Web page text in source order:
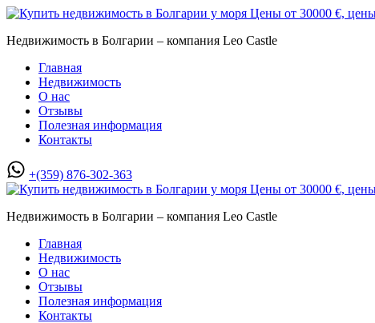
Недвижимость в Болгарии – компания Leo Castle
Главная
Недвижимость
О нас
Отзывы
Полезная информация
Контакты
+(359) 876-302-363
Недвижимость в Болгарии – компания Leo Castle
Главная
Недвижимость
О нас
Отзывы
Полезная информация
Контакты